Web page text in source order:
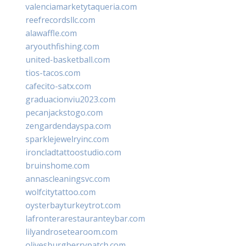
valenciamarketytaqueria.com
reefrecordsllc.com
alawaffle.com
aryouthfishing.com
united-basketball.com
tios-tacos.com
cafecito-satx.com
graduacionviu2023.com
pecanjackstogo.com
zengardendayspa.com
sparklejewelryinc.com
ironcladtattoostudio.com
bruinshome.com
annascleaningsvc.com
wolfcitytattoo.com
oysterbayturkeytrot.com
lafronterarestauranteybar.com
lilyandrosetearoom.com